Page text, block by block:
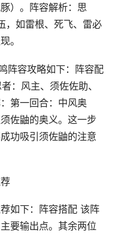
）。阵容解析：思
，如雷根、死飞、雷必
。
阵容攻略如下：阵容配
：风主、须佐佐助、
第一回合：中风奥
佐鼬的奥义。这一步
功吸引须佐鼬的注意
如下：阵容搭配 该阵
要输出点。其余两位